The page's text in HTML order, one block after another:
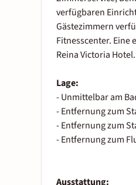
verfügbaren
Gästezimmern
Fitnesscenter. Eine
Reina Victoria Hotel.
Lage:
- Unmittelbar am
- Entfernung zum
- Entfernung zum
- Entfernung zum
Ausstattung: